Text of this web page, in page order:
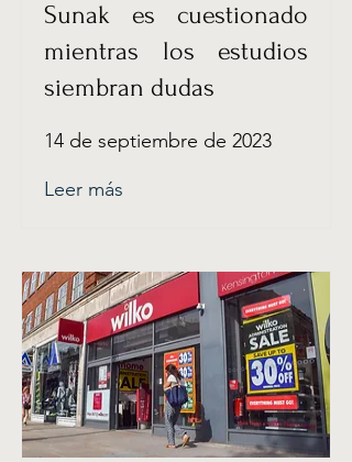
Sunak es cuestionado
mientras los estudios
siembran dudas
14 de septiembre de 2023
Leer más